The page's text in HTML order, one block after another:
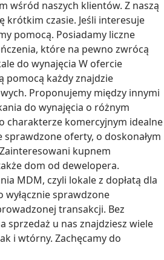
wśród naszych klientów. Z naszą
krótkim czasie. Jeśli interesuje
pomocą. Posiadamy liczne
które na pewno zwrócą
do wynajęcia W ofercie
pomocą każdy znajdzie
Proponujemy między innymi
do wynajęcia o różnym
charakterze komercyjnym idealne
oferty, o doskonałym
kupnem
dom od dewelopera.
MDM, czyli lokale z dopłatą dla
wyłącznie sprawdzone
transakcji. Bez
sprzedaż u nas znajdziesz wiele
i wtórny. Zachęcamy do